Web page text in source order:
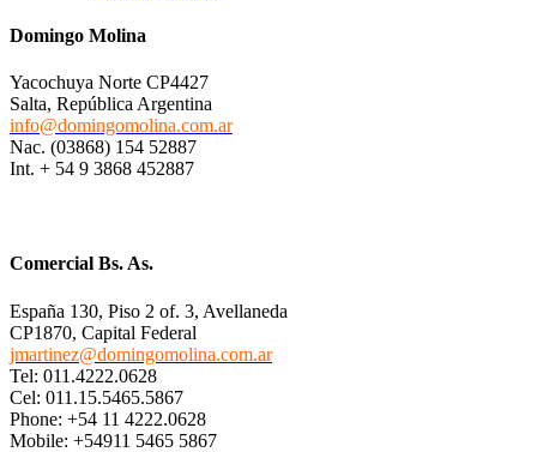
Domingo Molina
Yacochuya Norte CP4427
Salta, República Argentina
info@domingomolina.com.ar
Nac. (03868) 154 52887
Int. + 54 9 3868 452887
Comercial Bs. As.
España 130, Piso 2 of. 3, Avellaneda
CP1870, Capital Federal
jmartinez@domingomolina.com.ar
Tel: 011.4222.0628
Cel: 011.15.5465.5867
Phone: +54 11 4222.0628
Mobile: +54911 5465 5867